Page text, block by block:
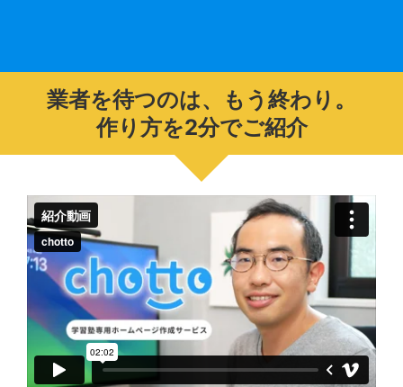
業者を待つのは、もう終わり。
作り方を2分でご紹介